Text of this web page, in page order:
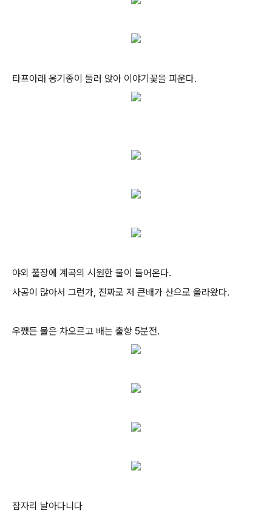
타프아래 옹기종이 둘러 앉아 이야기꽃을 피운다.
야외 풀장에 계곡의 시원한 물이 들어온다.
사공이 많아서 그런가, 진짜로 저 큰배가 산으로 올라왔다.
우쨌든 물은 차오르고 배는 출항 5분전.
잠자리 날아다니다